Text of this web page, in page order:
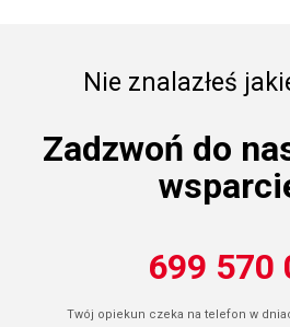
Nie znalazłeś
Zadzwoń do
699 570
Twój opiekun czeka na telefon w